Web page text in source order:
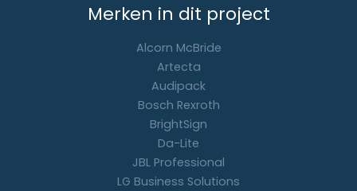
Merken in dit project
Alcorn McBride
Artecta
Audipack
Bosch Rexroth
BrightSign
Da-Lite
JBL Professional
LG Business Solutions